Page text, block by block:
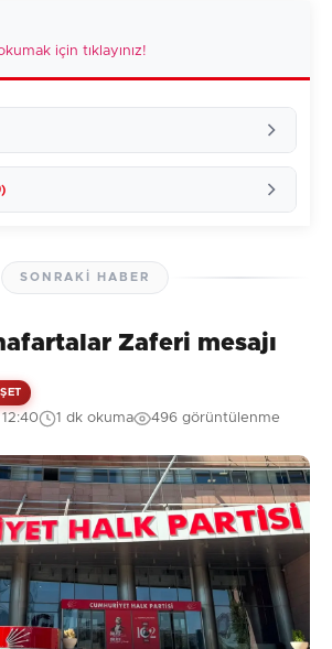
için tıklayınız!
0/2000
Güvenlik Sorusu:
8 + 4 = ?
Gönder
yapılmamış. İlk yorumu siz yapın!
SONRAKI HABER
Zaferi mesajı
1 dk okuma 496 görüntülenme